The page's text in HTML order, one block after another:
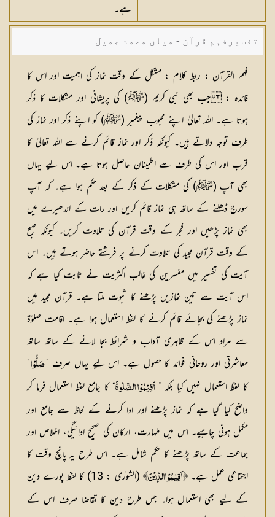
ہے۔
تفسیرفہم قرآن - میاں محمد جمیل
فہم القرآن : ربط کلام : مشکل کے وقت نماز کی اہمیت اور اس کا
فائدہ : جب بھی نبی کریم (ﷺ) کی پریشانی اور مشکلات کا ذکر
ہوتا ہے۔ اللہ تعالیٰ اپنے محبوب پیغمبر (ﷺ) کو اپنے ذکر اور نماز کی
طرف توجہ دلاتے ہیں۔ کیونکہ ذکر اور نماز قائم کرنے سے اللہ تعالیٰ کا
قرب اور اس کی طرف سے اطمینان حاصل ہوتا ہے۔ اس لیے یہاں
بھی آپ (ﷺ) کی مشکلات کے ذکر کے بعد حکم ہوا ہے۔ کہ آپ
سورج ڈھلنے کے ساتھ ہی نماز قائم کریں اور رات کے اندھیرے میں
بھی نماز پڑھیں اور فجر کے وقت قرآن کی تلاوت کریں۔ کیونکہ صبح
کے وقت قرآن مجید کی تلاوت کرنے پر فرشتے حاضر ہوتے ہیں۔ اس
آیت کی تفسیر میں مفسرین کی غالب اکثریت نے ثابت کیا ہے کہ
اس آیت سے تین نمازیں پڑھنے کا ثبوت ملتا ہے۔ قرآن مجید میں
نماز پڑھنے کی بجائے قائم کرنے کا لفظ استعمال ہوا ہے۔ اقامت صلوٰۃ
سے مراد اس کے ظاہری آداب و شرائط بجا لانے کے ساتھ ساتھ
معاشرتی اور روحانی فوائد کا حصول ہے۔ اس لیے یہاں صرف ”صَلُّوْا“
کا لفظ استعمال نہیں کیا بلکہ ”اَقِیْمُوْا الصَّلٰوۃَ“ کا جامع لفظ استعمال فرما کر
واضح کیا گیا ہے کہ نماز پڑھنے اور ادا کرنے کے لحاظ سے جامع اور
مکمل ہونی چاہیے۔ اس میں طہارت، ارکان کی صحیح ادائیگی، اخلاص اور
جماعت کے ساتھ پڑھنے کا حکم شامل ہے۔ اس طرح یہ پانچ وقت کا
اجتماعی عمل ہے۔﴿ اَقِیْمُوْاالدِّیْنَ﴾
(الشورٰی : 13) کا لفظ پورے دین
کے لیے بھی استعمال ہوا۔ جس طرح دین کا تقاضا صرف اس کے